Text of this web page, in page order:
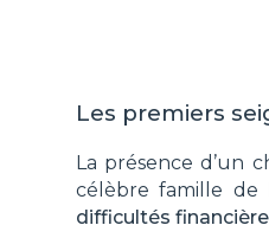
Les premiers
La présence d’un
célèbre famille de
difficultés